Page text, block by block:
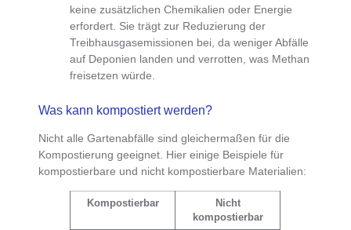
keine zusätzlichen Chemikalien oder Energie
erfordert. Sie trägt zur Reduzierung der
Treibhausgasemissionen bei, da weniger Abfälle
auf Deponien landen und verrotten, was Methan
freisetzen würde.
Was kann kompostiert werden?
Nicht alle Gartenabfälle sind gleichermaßen für die
Kompostierung geeignet . Hier einige Beispiele für
kompostierbare und nicht kompostierbare Materialien:
Kompostierbar
Nicht
kompostierbar